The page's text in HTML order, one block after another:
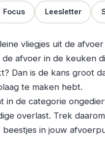
Focus Leesletter
vliegjes uit de
afvoer in de keuken
Dan is de kans groot
te maken hebt.
in de categorie
overlast. Trek daarom
in jouw